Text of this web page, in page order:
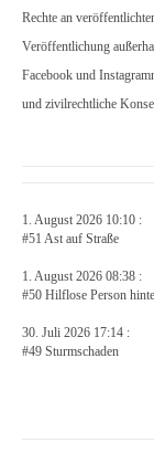
Rechte an
Veröffentlichung
Facebook und
und zivilrechtliche
1. August 2026 10:10 :
#51 Ast auf Straße
1. August 2026 08:38 :
#50 Hilflose Person
30. Juli 2026 17:14 :
#49 Sturmschaden